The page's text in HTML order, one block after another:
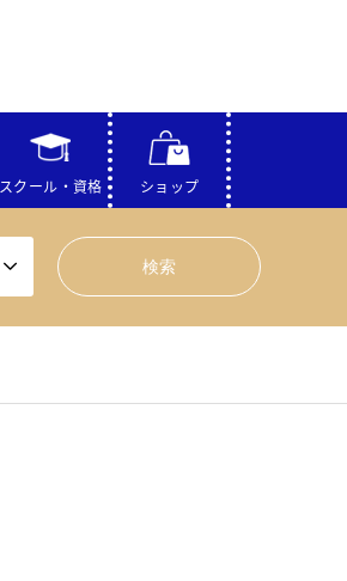
スクール・資格 ショップ